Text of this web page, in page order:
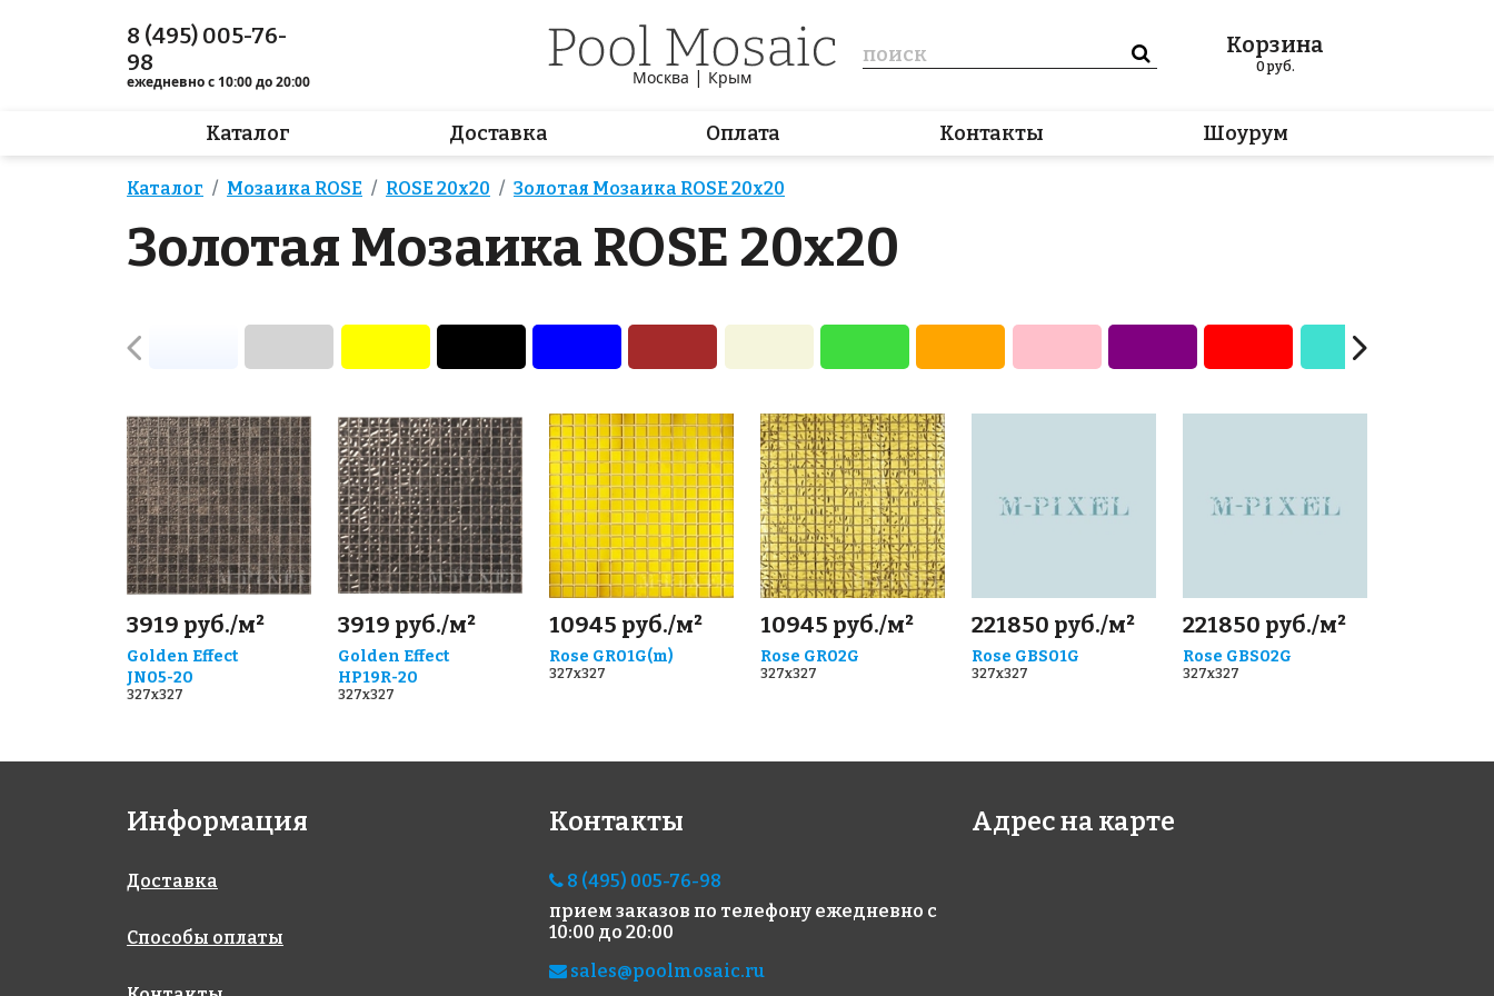
8 (495) 005-76-
98
ежедневно с 10:00 до 20:00 Москва | Крым
Корзина
0руб.
Каталог Доставка Оплата Контакты Шоурум
Каталог Мозаика ROSE ROSE 20x20 Золотая Мозаика ROSE 20x20
Золотая Мозаика ROSE 20x20
3919 руб./м²
Golden Effect
JN05-20
327x327
3919 руб./м²
Golden Effect
HP19R-20
327x327
10945 руб./м²
Rose GR01G(m)
327x327
10945 руб./м²
Rose GR02G
327x327
221850 руб./м²
Rose GBS01G
327x327
221850 руб./м²
Rose GBS02G
327x327
Информация
Доставка
Способы оплаты
Контакты
8 (495) 005-76-98
прием заказов по телефону ежедневно с
10:00 до 20:00
sales@poolmosaic.ru
Адрес на карте